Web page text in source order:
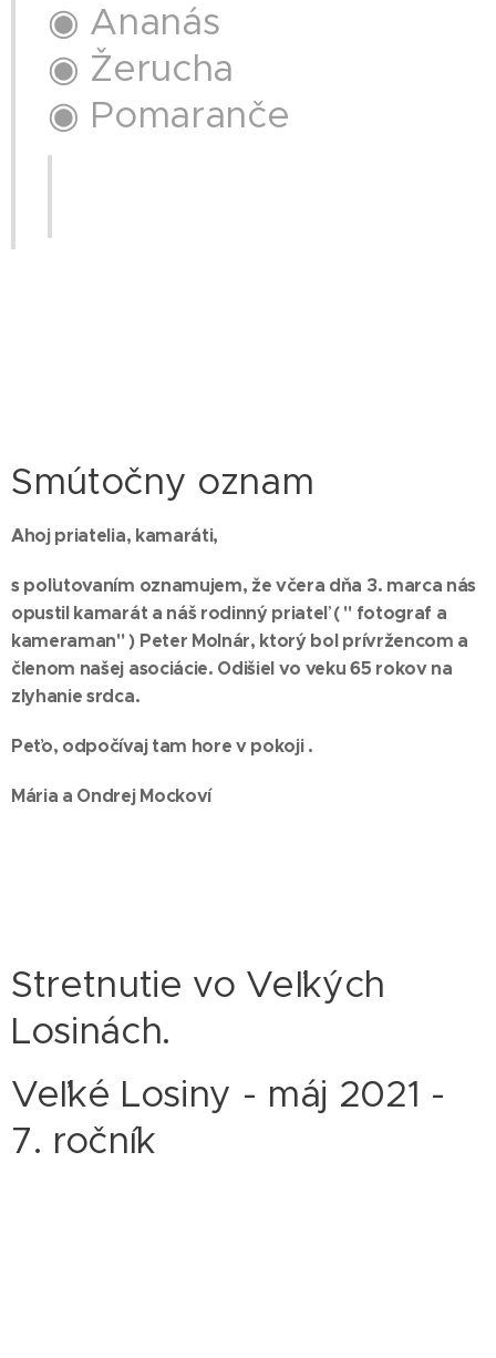
◉ Ananás
◉ Žerucha
◉ Pomaranče
Smútočny oznam
Ahoj priatelia, kamaráti,
s poľutovaním oznamujem, že včera dňa 3. marca nás
opustil kamarát a náš rodinný priateľ ( " fotograf a
kameraman" ) Peter Molnár, ktorý bol prívržencom a
členom našej asociácie. Odišiel vo veku 65 rokov na
zlyhanie srdca.
Peťo, odpočívaj tam hore v pokoji .
Mária a Ondrej Mockoví
Stretnutie vo Veľkých
Losinách.
Veľké Losiny - máj 2021 -
7. ročník